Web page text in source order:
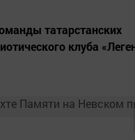
татарстанских
клуба